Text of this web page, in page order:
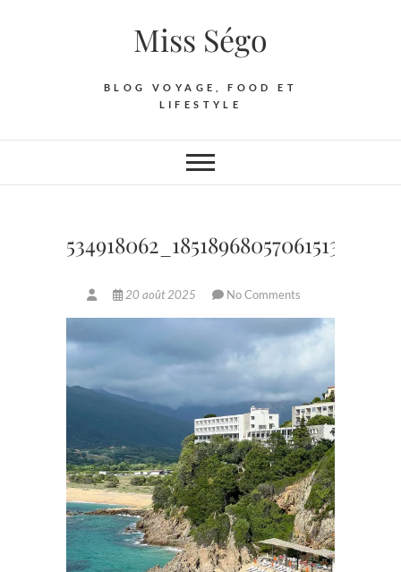
Miss Ségo
BLOG VOYAGE, FOOD ET
LIFESTYLE
20 août 2025 No Comments